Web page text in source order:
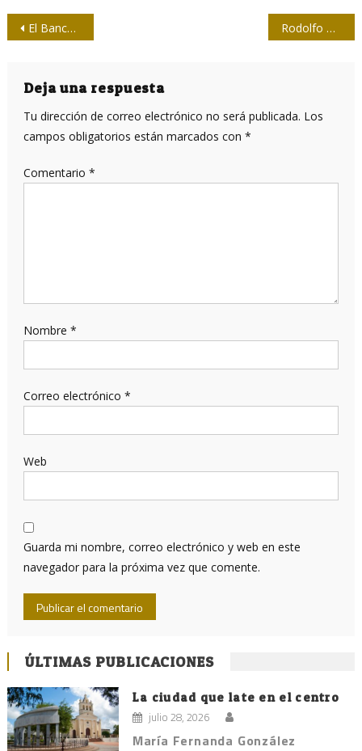
Navegación
entradas
El Banco Mundial y “las políticas industriales” Rodolfo Walsh, el peón que puso en jaque al poder militar en Argentina
Deja una respuesta
Tu dirección de correo electrónico no será publicada. Los
campos obligatorios están marcados con *
Comentario *
Nombre *
Correo electrónico *
Web
Guarda mi nombre, correo electrónico y web en este
navegador para la próxima vez que comente.
ÚLTIMAS PUBLICACIONES
La ciudad que late en el centro
julio 28, 2026
María Fernanda González